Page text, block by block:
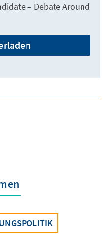
– Debate Around